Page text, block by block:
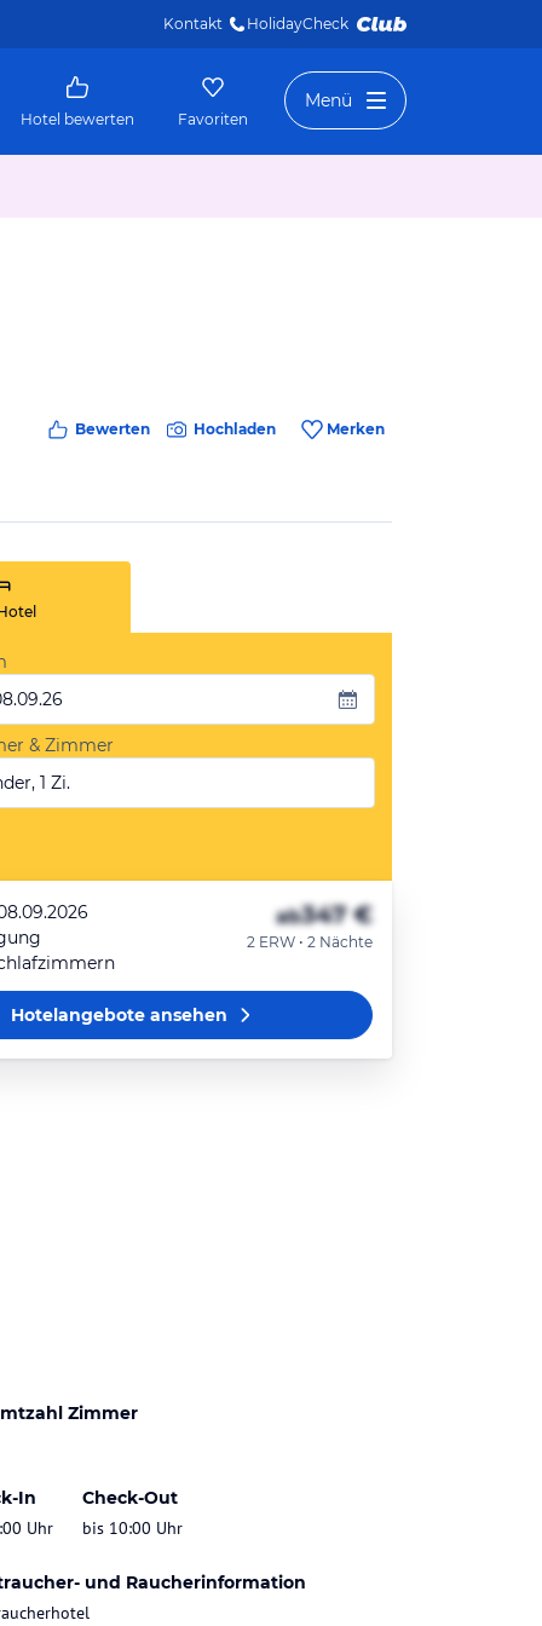
Kontakt HolidayCheck
Hotel bewerten Favoriten
Menü
Bewerten Hochladen Merken
& Zimmer
1 Zi.
ab347 €
2 ERW • 2 Nächte
Hotelangeboteansehen
Zimmer
In
Uhr
Check-Out
bis 10:00 Uhr
und Raucherinformation